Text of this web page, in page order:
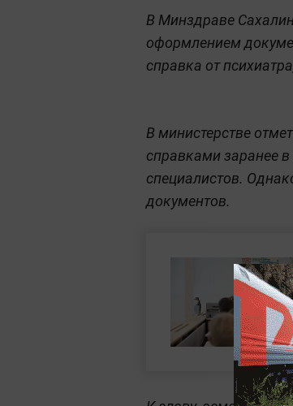
В Минздраве
оформлением
справка от
В министерстве
справками заранее в
специалистов.
документов.